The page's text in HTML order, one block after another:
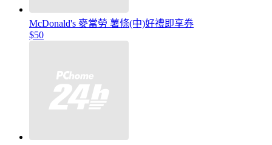
McDonald's 麥當勞 薯條(中)好禮即享券
$50